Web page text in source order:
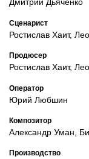
Дмитрий Дьяченко
Сценарист
Ростислав Хаит,
Продюсер
Ростислав Хаит,
Оператор
Юрий Любшин
Композитор
Александр Уман,
Производство